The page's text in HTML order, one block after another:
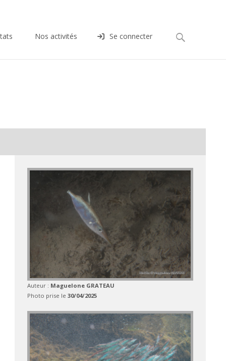
Nos activités Se connecter Rechercher :
Auteur : Maguelone GRATEAU
Photo prise le 30/04/2025